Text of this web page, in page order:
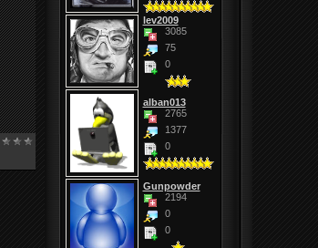
lev2009
3085
75
0
alban013
2765
1377
0
Gunpowder
2194
0
0